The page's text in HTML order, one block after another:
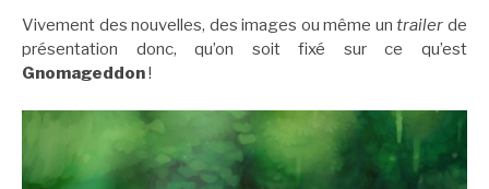
Vivement des nouvelles, des images ou même un trailer de
présentation donc, qu’on soit fixé sur ce qu’est
Gnomageddon!